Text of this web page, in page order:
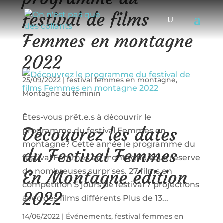
festival de films
Femmes en montagne
2022
25/09/2022|festival femmes en montagne,
Montagne au féminin
Êtes-vous prêt.e.s à découvrir le
programme du festival Femmes en
montagne? Cette année le programme du
festival Femmes en montagne vous réserve
de nombreuses surprises. 27 films en
compétition 5 jours de festival 7 projections
avec des films différents Plus de 13...
Découvrez les dates
du Festival Femmes
En Montagne édition
2022
14/06/2022| Événements, festival femmes en